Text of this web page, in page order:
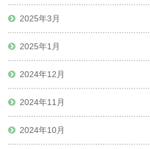
2025年3月
2025年1月
2024年12月
2024年11月
2024年10月